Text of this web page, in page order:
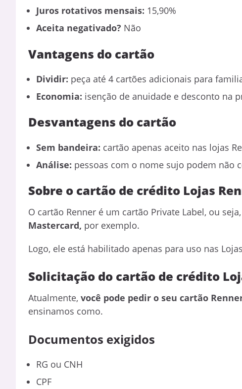
Juros rotativos mensais: 15,90%
Aceita negativado? Não
Vantagens do cartão
Dividir: peça até 4 cartões adicionais para
Economia: isenção de anuidade e desconto na
Desvantagens do cartão
Sem bandeira: cartão apenas aceito nas lojas
Análise: pessoas com o nome sujo podem não
Sobre o cartão de crédito Lojas
O cartão Renner é um cartão Private Label, ou seja,
Mastercard, por exemplo.
Logo, ele está habilitado apenas para uso nas
Solicitação do cartão de crédito
Atualmente, você pode pedir o seu cartão
ensinamos como.
Documentos exigidos
RG ou CNH
CPF